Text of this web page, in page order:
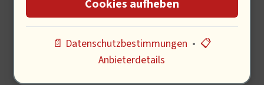
Inhalte zu Sternen,
Planeten, Galaxien
und aktuellen
astronomischen
Cookies aufheben
📄 Datenschutzbestimmungen • 📋
Anbieterdetails